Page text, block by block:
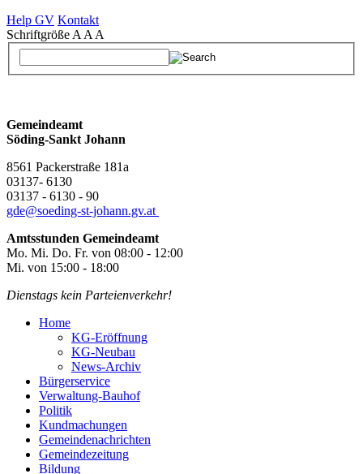
Help GV Kontakt
Schriftgröße A A A
Gemeindeamt
Söding-Sankt Johann
8561 Packerstraße 181a
03137- 6130
03137 - 6130 - 90
gde@soeding-st-johann.gv.at
Amtsstunden Gemeindeamt
Mo. Mi. Do. Fr. von 08:00 - 12:00
Mi. von 15:00 - 18:00
Dienstags kein Parteienverkehr!
Home
KG-Eröffnung
KG-Neubau
News-Archiv
Bürgerservice
Verwaltung-Bauhof
Politik
Kundmachungen
Gemeindenachrichten
Gemeindezeitung
Bildung